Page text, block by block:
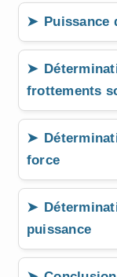
Puissance
frottements
force
puissance